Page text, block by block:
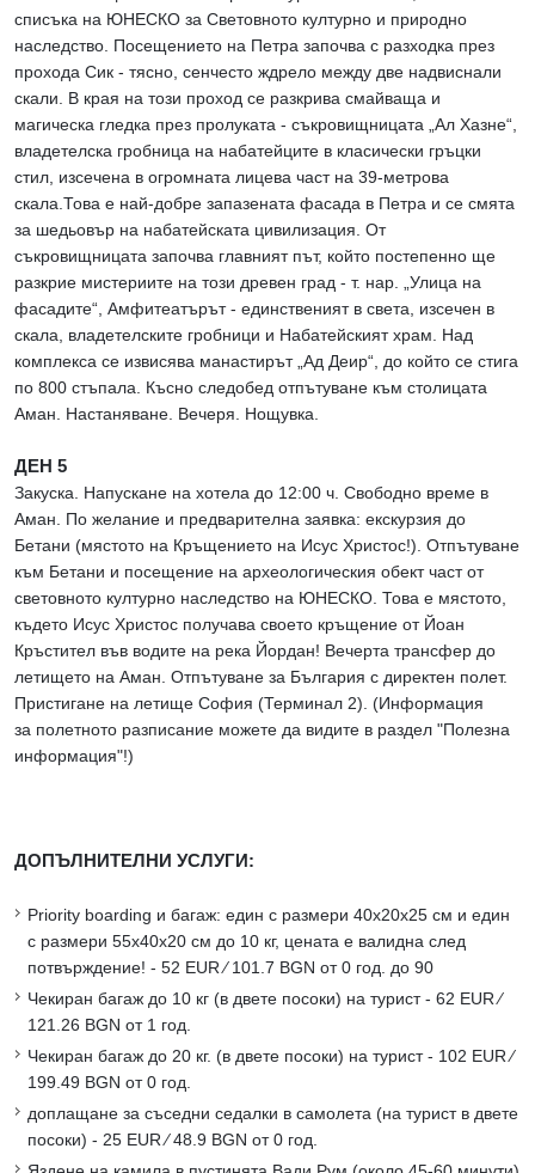
списъка на ЮНЕСКО за Световното културно и природно
наследство. Посещението на Петра започва с разходка през
прохода Сик - тясно, сенчесто ждрело между две надвиснали
скали. В края на този проход се разкрива смайваща и
магическа гледка през пролуката - съкровищницата „Ал Хазне“,
владетелска гробница на набатейците в класически гръцки
стил, изсечена в огромната лицева част на 39-метрова
скала.Това е най-добре запазената фасада в Петра и се смята
за шедьовър на набатейската цивилизация. От
съкровищницата започва главният път, който постепенно ще
разкрие мистериите на този древен град - т. нар. „Улица на
фасадите“, Амфитеатърът - единственият в света, изсечен в
скала, владетелските гробници и Набатейският храм. Над
комплекса се извисява манастирът „Ад Деир“, до който се стига
по 800 стъпала. Късно следобед отпътуване към столицата
Аман. Настаняване. Вечеря. Нощувка.
ДЕН 5
Закуска. Напускане на хотела до 12:00 ч. Свободно време в
Аман. По желание и предварителна заявка: екскурзия до
Бетани (мястото на Кръщението на Исус Христос!). Отпътуване
към Бетани и посещение на археологическия обект част от
световното културно наследство на ЮНЕСКО. Това е мястото,
където Исус Христос получава своето кръщение от Йоан
Кръстител във водите на река Йордан! Вечерта трансфер до
летището на Аман. Отпътуване за България с директен полет.
Пристигане на летище София (Терминал 2). (Информация
за полетното разписание можете да видите в раздел "Полезна
информация"!)
ДОПЪЛНИТЕЛНИ УСЛУГИ:
Priority boarding и багаж: един с размери 40х20х25 см и един
с размери 55х40х20 см до 10 кг, цената е валидна след
потвърждение! - 52 EUR ∕ 101.7 BGN от 0 год. до 90
Чекиран багаж до 10 кг (в двете посоки) на турист - 62 EUR ∕
121.26 BGN от 1 год.
Чекиран багаж до 20 кг. (в двете посоки) на турист - 102 EUR ∕
199.49 BGN от 0 год.
доплащане за съседни седалки в самолета (на турист в двете
посоки) - 25 EUR ∕ 48.9 BGN от 0 год.